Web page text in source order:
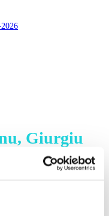
Giurgiu
care pot și vor mai mult.